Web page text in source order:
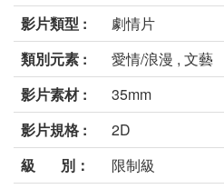
影片類型 :
劇情片
類別元素 :
愛情/浪漫 , 文藝
影片素材 :
35mm
影片規格 :
2D
級 別：
限制級